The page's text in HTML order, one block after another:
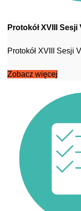
Protokół XVIII
Protokół XVIII Sesji
Zobacz więcej